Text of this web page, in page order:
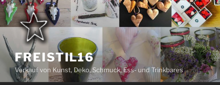
Zum
Inhalt
springen
FREISTIL16
Verkauf von Kunst, Deko, Schmuck, Ess- und Trinkbares